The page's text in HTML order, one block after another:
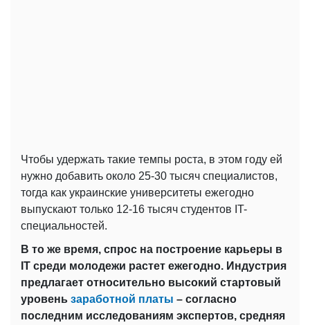
Чтобы удержать такие темпы роста, в этом году ей
нужно добавить около 25-30 тысяч специалистов,
тогда как украинские университеты ежегодно
выпускают только 12-16 тысяч студентов IT-
специальностей.
В то же время, спрос на построение карьеры в
IT среди молодежи растет ежегодно. Индустрия
предлагает относительно высокий стартовый
уровень заработной платы – согласно
последним исследованиям экспертов, средняя